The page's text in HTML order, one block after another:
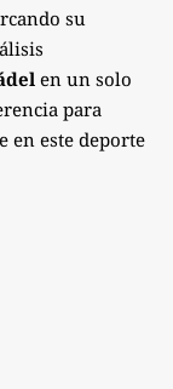
su
en un solo
para
en este deporte